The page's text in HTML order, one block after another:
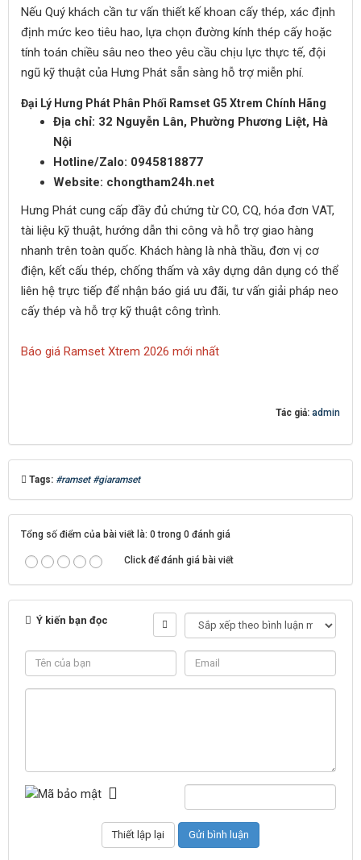
Nếu Quý khách cần tư vấn thiết kế khoan cấy thép, xác định
định mức keo tiêu hao, lựa chọn đường kính thép cấy hoặc
tính toán chiều sâu neo theo yêu cầu chịu lực thực tế, đội
ngũ kỹ thuật của Hưng Phát sẵn sàng hỗ trợ miễn phí.
Đại Lý Hưng Phát Phân Phối Ramset G5 Xtrem Chính Hãng
Địa chỉ: 32 Nguyễn Lân, Phường Phương Liệt, Hà
Nội
Hotline/Zalo: 0945818877
Website: chongtham24h.net
Hưng Phát cung cấp đầy đủ chứng từ CO, CQ, hóa đơn VAT,
tài liệu kỹ thuật, hướng dẫn thi công và hỗ trợ giao hàng
nhanh trên toàn quốc. Khách hàng là nhà thầu, đơn vị cơ
điện, kết cấu thép, chống thấm và xây dựng dân dụng có thể
liên hệ trực tiếp để nhận báo giá ưu đãi, tư vấn giải pháp neo
cấy thép và hỗ trợ kỹ thuật công trình.
Báo giá Ramset Xtrem 2026 mới nhất
Tác giả: admin
Tags: #ramset #giaramset
Tổng số điểm của bài viết là: 0 trong 0 đánh giá
Click để đánh giá bài viết
Ý kiến bạn đọc